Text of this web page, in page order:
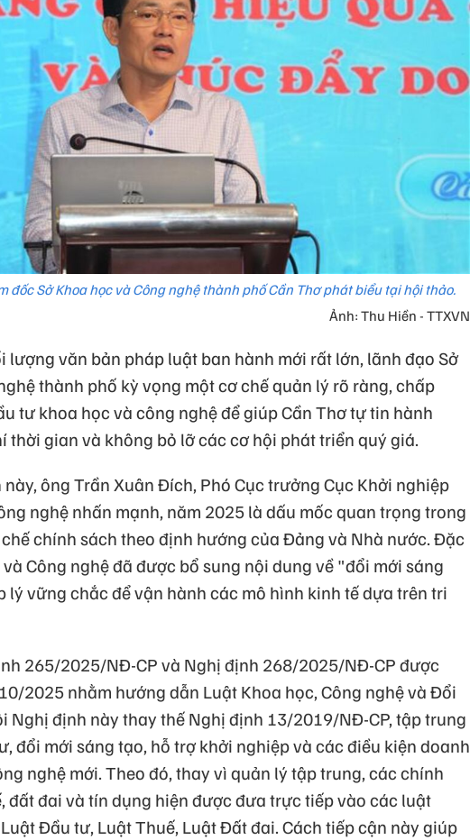
đốc Sở Khoa học và Công nghệ thành phố Cần Thơ phát biểu tại hội thảo.
Ảnh: Thu Hiền - TTXVN
lượng văn bản pháp luật ban hành mới rất lớn, lãnh đạo Sở
thành phố kỳ vọng một cơ chế quản lý rõ ràng, chấp
tư khoa học và công nghệ để giúp Cần Thơ tự tin hành
thời gian và không bỏ lỡ các cơ hội phát triển quý giá.
ông Trần Xuân Đích, Phó Cục trưởng Cục Khởi nghiệp
nghệ nhấn mạnh, năm 2025 là dấu mốc quan trọng trong
chính sách theo định hướng của Đảng và Nhà nước. Đặc
Công nghệ đã được bổ sung nội dung về "đổi mới sáng
lý vững chắc để vận hành các mô hình kinh tế dựa trên tri
265/2025/NĐ-CP và Nghị định 268/2025/NĐ-CP được
2025 nhằm hướng dẫn Luật Khoa học, Công nghệ và Đổi
Nghị định này thay thế Nghị định 13/2019/NĐ-CP, tập trung
đổi mới sáng tạo, hỗ trợ khởi nghiệp và các điều kiện doanh
nghệ mới. Theo đó, thay vì quản lý tập trung, các chính
đất đai và tín dụng hiện được đưa trực tiếp vào các luật
Đầu tư, Luật Thuế, Luật Đất đai. Cách tiếp cận này giúp